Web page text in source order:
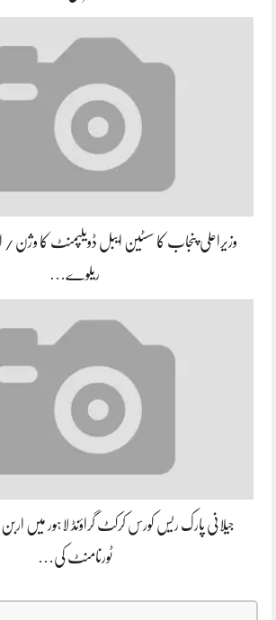
وزیراعلی پنجاب کا سسٹین ایبل ڈویلپمنٹ کا
ریلوے…
جیلانی پارک ریس کورس کرکٹ گراؤنڈ لاہور میں
ٹورنامنٹ کی…